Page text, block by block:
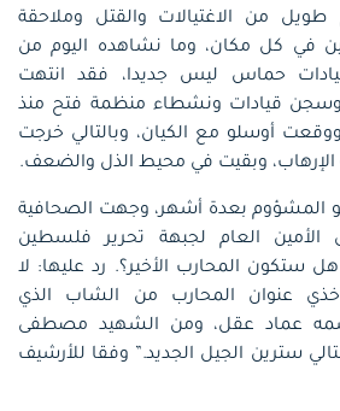
طويل من الاغتيالات والقتل وملاحقة
في كل مكان، وما نشاهده اليوم من
حماس ليس جديدا، فقد انتهت
قيادات ونشطاء منظمة فتح منذ
أوسلو مع الكيان، وبالتالي خرجت
الإرهاب، وبقيت في محيط الذل والضعف.
المشؤوم بعدة أشهر، وجهت الصحافية
العام لجبهة تحرير فلسطين
ستكون المحارب الأخير؟. رد عليها: لا
عنوان المحارب من الشاب الذي
عماد عقل، ومن الشهيد مصطفى
سترين الجيل الجديد.” وفقا للأرشيف